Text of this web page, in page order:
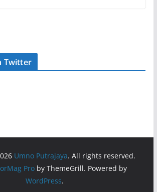
Twitter
Umno Putrajaya. All rights reserved.
Proby ThemeGrill. Powered by
WordPress.